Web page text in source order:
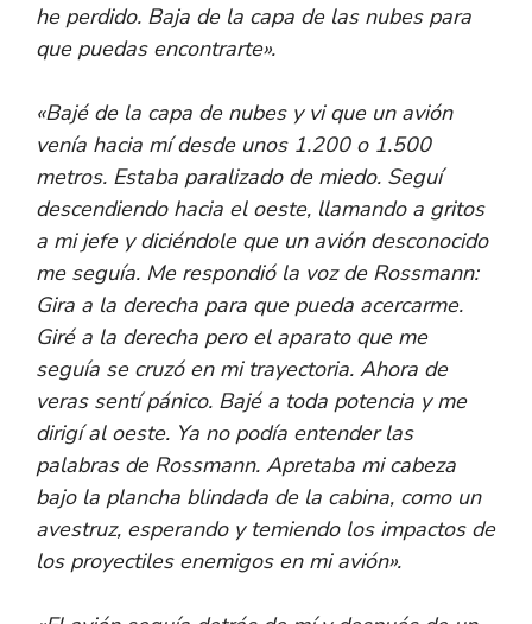
he perdido. Baja de la capa de las nubes para
que puedas encontrarte».
«Bajé de la capa de nubes y vi que un avión
venía hacia mí desde unos 1.200 o 1.500
metros. Estaba paralizado de miedo. Seguí
descendiendo hacia el oeste, llamando a gritos
a mi jefe y diciéndole que un avión desconocido
me seguía. Me respondió la voz de Rossmann:
Gira a la derecha para que pueda acercarme.
Giré a la derecha pero el aparato que me
seguía se cruzó en mi trayectoria. Ahora de
veras sentí pánico. Bajé a toda potencia y me
dirigí al oeste. Ya no podía entender las
palabras de Rossmann. Apretaba mi cabeza
bajo la plancha blindada de la cabina, como un
avestruz, esperando y temiendo los impactos de
los proyectiles enemigos en mi avión».